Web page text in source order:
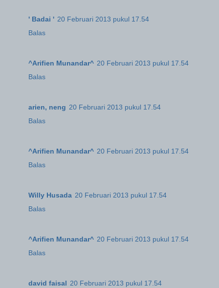
' Badai ' 20 Februari 2013 pukul 17.54
Balas
^Arifien Munandar^ 20 Februari 2013 pukul 17.54
Balas
arien, neng 20 Februari 2013 pukul 17.54
Balas
^Arifien Munandar^ 20 Februari 2013 pukul 17.54
Balas
Willy Husada 20 Februari 2013 pukul 17.54
Balas
^Arifien Munandar^ 20 Februari 2013 pukul 17.54
Balas
david faisal 20 Februari 2013 pukul 17.54